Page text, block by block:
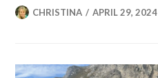
CHRISTINA APRIL 29, 2024